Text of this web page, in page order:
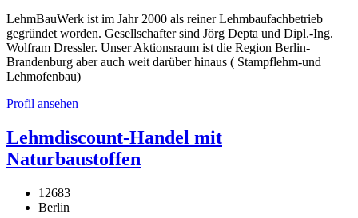
LehmBauWerk ist im Jahr 2000 als reiner Lehmbaufachbetrieb
gegründet worden. Gesellschafter sind Jörg Depta und Dipl.-Ing.
Wolfram Dressler. Unser Aktionsraum ist die Region Berlin-
Brandenburg aber auch weit darüber hinaus ( Stampflehm-und
Lehmofenbau)
Profil ansehen
Lehmdiscount-Handel mit
Naturbaustoffen
12683
Berlin